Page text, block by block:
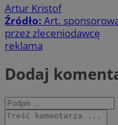
Artur Kristof
Źródło: Art.
przez zleceniodawcę
reklama
Dodaj